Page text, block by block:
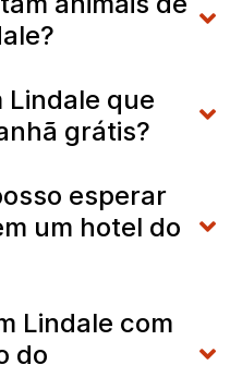
Lindale que
grátis?
esperar
um hotel do
Lindale com
do